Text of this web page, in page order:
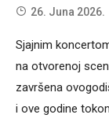
26. Juna 2026.
Sjajnim
na otvorenoj
završena
i ove godine